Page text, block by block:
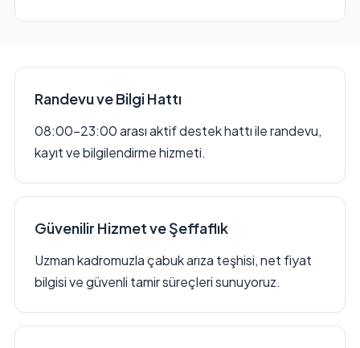
Randevu ve Bilgi Hattı
08:00–23:00 arası aktif destek hattı ile randevu,
kayıt ve bilgilendirme hizmeti.
Güvenilir Hizmet ve Şeffaflık
Uzman kadromuzla çabuk arıza teşhisi, net fiyat
bilgisi ve güvenli tamir süreçleri sunuyoruz.